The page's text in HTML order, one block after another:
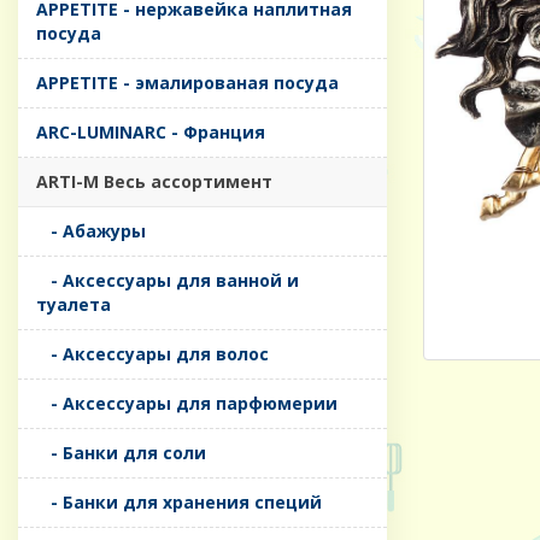
APPETITE - нержавейка наплитная
посуда
APPETITE - эмалированая посуда
ARC-LUMINARC - Франция
ARTI-M Весь ассортимент
- Абажуры
- Аксессуары для ванной и
туалета
- Аксессуары для волос
- Аксессуары для парфюмерии
- Банки для соли
- Банки для хранения специй